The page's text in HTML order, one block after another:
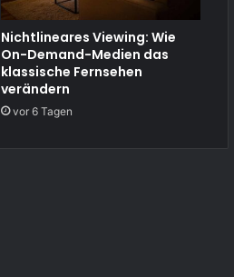
Nichtlineares Viewing: Wie
On-Demand-Medien das
klassische Fernsehen
verändern
vor 6 Tagen